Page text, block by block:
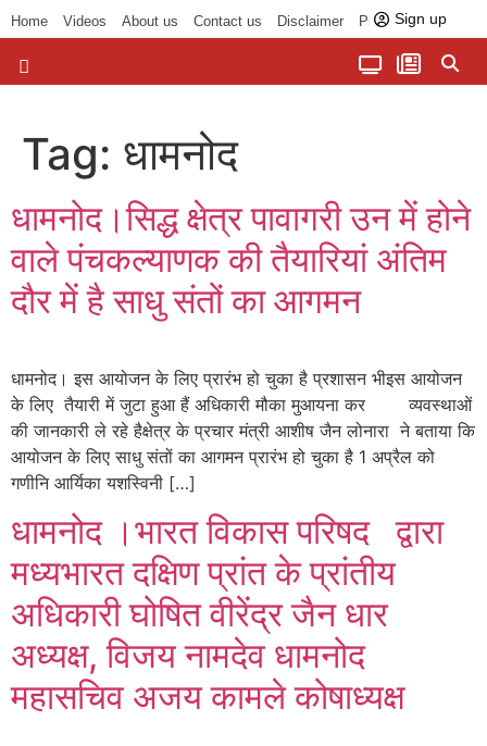
Home Videos About us Contact us Disclaimer Privacy Policy
Sign up
Tag: धामनोद
धामनोद।सिद्ध क्षेत्र पावागरी उन में होने
वाले पंचकल्याणक की तैयारियां अंतिम
दौर में है साधु संतों का आगमन
धामनोद। इस आयोजन के लिए प्रारंभ हो चुका है प्रशासन भीइस आयोजन
के लिए तैयारी में जुटा हुआ हैं अधिकारी मौका मुआयना कर व्यवस्थाओं
की जानकारी ले रहे हैक्षेत्र के प्रचार मंत्री आशीष जैन लोनारा ने बताया कि
आयोजन के लिए साधु संतों का आगमन प्रारंभ हो चुका है 1 अप्रैल को
गणीनि आर्यिका यशस्विनी […]
धामनोद ।भारत विकास परिषद द्वारा
मध्यभारत दक्षिण प्रांत के प्रांतीय
अधिकारी घोषित वीरेंद्र जैन धार
अध्यक्ष, विजय नामदेव धामनोद
महासचिव अजय कामले कोषाध्यक्ष